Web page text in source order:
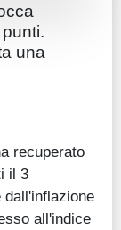
una
recuperato
il 3
dall'inflazione
all'indice